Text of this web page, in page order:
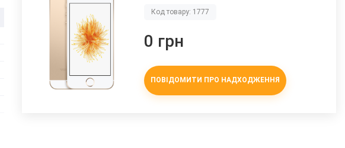
Код товару: 1777
0 грн
ПОВІДОМИТИ ПРО НАДХОДЖЕННЯ